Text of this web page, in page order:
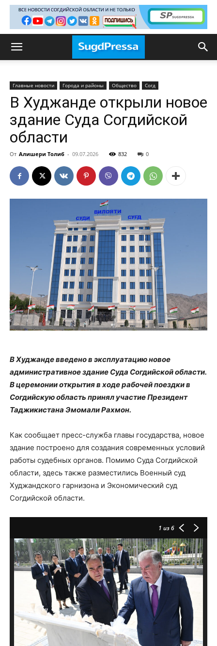
Главные новости Города и районы Общество Согд
В Худжанде открыли новое
здание Суда Согдийской
области
От Алишери Толиб - 09.07.2026 832 0
В Худжанде введено в эксплуатацию новое
административное здание Суда Согдийской области.
В церемонии открытия в ходе рабочей поездки в
Согдийскую область принял участие Президент
Таджикистана Эмомали Рахмон.
Как сообщает пресс-служба главы государства, новое
здание построено для создания современных условий
работы судебных органов. Помимо Суда Согдийской
области, здесь также разместились Военный суд
Худжандского гарнизона и Экономический суд
Согдийской области.
1 из 6